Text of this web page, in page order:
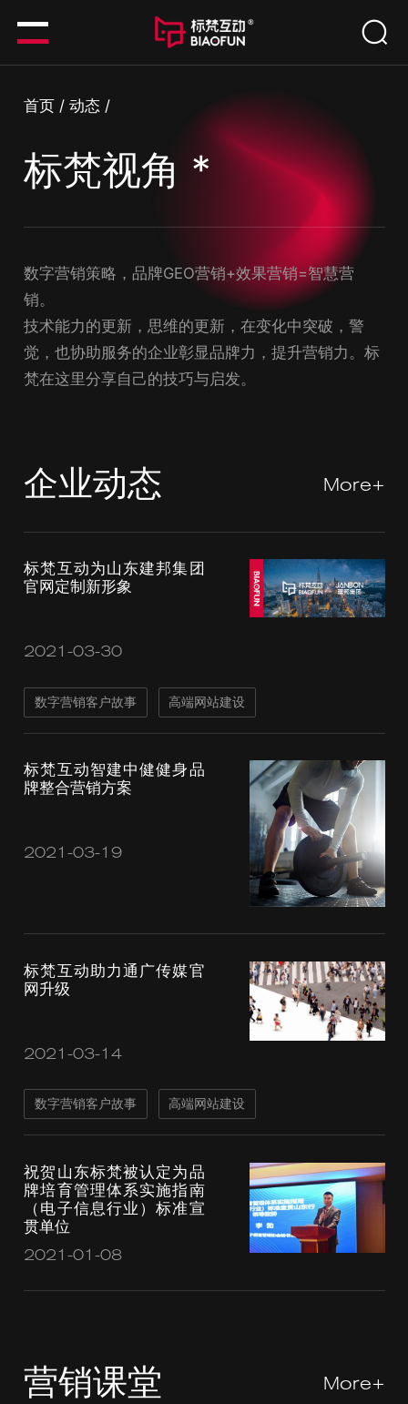
首页 /动态 /
标梵视角 *
数字营销策略，品牌GEO营销+效果营销=智慧营
销。
技术能力的更新，思维的更新，在变化中突破，警
觉，也协助服务的企业彰显品牌力，提升营销力。标
梵在这里分享自己的技巧与启发。
企业动态 More+
标梵互动为山东建邦集团
官网定制新形象
2021-03-30
数字营销客户故事 高端网站建设
标梵互动智建中健健身品
牌整合营销方案
2021-03-19
标梵互动助力通广传媒官
网升级
2021-03-14
数字营销客户故事 高端网站建设
祝贺山东标梵被认定为品
牌培育管理体系实施指南
（电子信息行业）标准宣
贯单位
2021-01-08
营销课堂 More+